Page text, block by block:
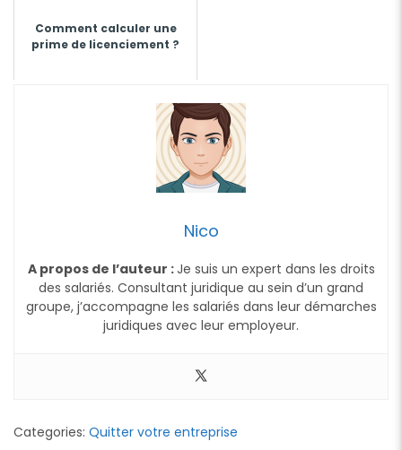
Comment calculer une
prime de licenciement ?
Nico
A propos de l’auteur :Je suis un expert dans les droits
des salariés. Consultant juridique au sein d’un grand
groupe, j’accompagne les salariés dans leur démarches
juridiques avec leur employeur.
Categories: Quitter votre entreprise